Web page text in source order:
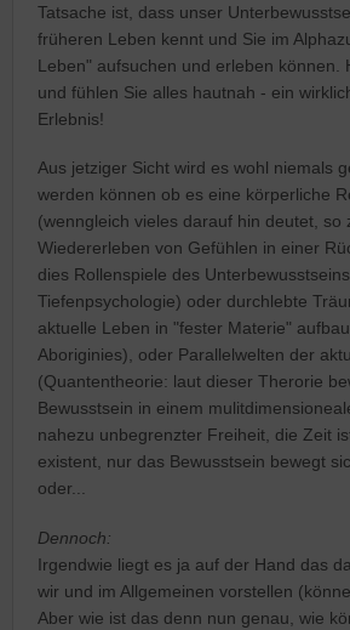
Tatsache ist, dass unser
früheren Leben kennt und Sie im
Leben" aufsuchen und erleben können.
und fühlen Sie alles hautnah - ein
Erlebnis!
Aus jetziger Sicht wird es wohl niemals
werden können ob es eine körperliche
(wenngleich vieles darauf hin deutet, so
Wiedererleben von Gefühlen in einer
dies Rollenspiele des
Tiefenpsychologie) oder durchlebte
aktuelle Leben in "fester Materie"
Aboriginies), oder Parallelwelten der
(Quantentheorie: laut dieser Therorie
Bewusstsein in einem
nahezu unbegrenzter Freiheit, die Zeit
existent, nur das Bewusstsein bewegt
oder...
Dennoch:
Irgendwie liegt es ja auf der Hand das
wir und im Allgemeinen vorstellen
Aber wie ist das denn nun genau, wie